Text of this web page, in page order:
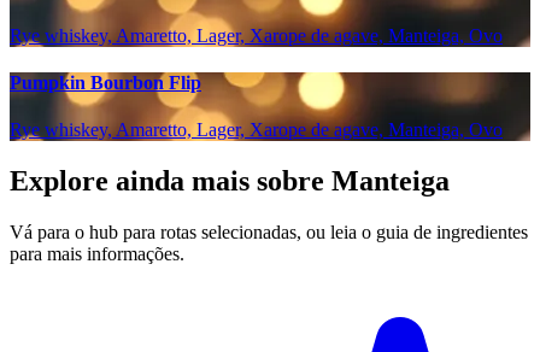
Rye whiskey, Amaretto, Lager, Xarope de agave, Manteiga, Ovo
Pumpkin Bourbon Flip
Rye whiskey, Amaretto, Lager, Xarope de agave, Manteiga, Ovo
Explore ainda mais sobre Manteiga
Vá para o hub para rotas selecionadas, ou leia o guia de ingredientes
para mais informações.